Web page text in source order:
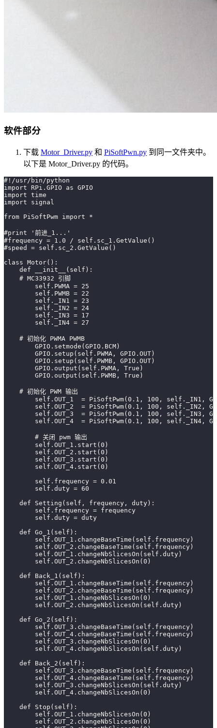
软件部分
下载 Motor_Driver.py 和 PiSoftPwn.py 到同一文件夹中。
以下是 Motor_Driver.py 的代码。
#!/usr/bin/python
import RPi.GPIO as GPIO
import time
import signal
from PiSoftPwm import *
#print '前进_1...'
#frequency = 1.0 / self.sc_1.GetValue()
#speed = self.sc_2.GetValue()
class Motor():
    def __init__(self):
    # MC33932 引脚
        self.PWMA = 25
        self.PWMB = 22
        self._IN1 = 23
        self._IN2 = 24
        self._IN3 = 17
        self._IN4 = 27
    # 初始化 PWMA PWMB
        GPIO.setmode(GPIO.BCM)
        GPIO.setup(self.PWMA, GPIO.OUT)
        GPIO.setup(self.PWMB, GPIO.OUT)
        GPIO.output(self.PWMA, True)
        GPIO.output(self.PWMB, True)
    # 初始化 PWM 输出
self.OUT_1  = PiSoftPwm(0.1, 100, self._IN1,
self.OUT_2  = PiSoftPwm(0.1, 100, self._IN2,
self.OUT_3  = PiSoftPwm(0.1, 100, self._IN3,
self.OUT_4  = PiSoftPwm(0.1, 100, self._IN4,
        # 关闭 pwm 输出
        self.OUT_1.start(0)
        self.OUT_2.start(0)
        self.OUT_3.start(0)
        self.OUT_4.start(0)
        self.frequency = 0.01
        self.duty = 60
    def Setting(self, frequency, duty):
        self.frequency = frequency
        self.duty = duty
    def Go_1(self):
        self.OUT_1.changeBaseTime(self.frequency)
        self.OUT_2.changeBaseTime(self.frequency)
        self.OUT_1.changeNbSlicesOn(self.duty)
        self.OUT_2.changeNbSlicesOn(0)
    def Back_1(self):
        self.OUT_1.changeBaseTime(self.frequency)
        self.OUT_2.changeBaseTime(self.frequency)
        self.OUT_1.changeNbSlicesOn(0)
        self.OUT_2.changeNbSlicesOn(self.duty)
    def Go_2(self):
        self.OUT_3.changeBaseTime(self.frequency)
        self.OUT_4.changeBaseTime(self.frequency)
        self.OUT_3.changeNbSlicesOn(0)
        self.OUT_4.changeNbSlicesOn(self.duty)
    def Back_2(self):
        self.OUT_3.changeBaseTime(self.frequency)
        self.OUT_4.changeBaseTime(self.frequency)
        self.OUT_3.changeNbSlicesOn(self.duty)
        self.OUT_4.changeNbSlicesOn(0)
    def Stop(self):
        self.OUT_1.changeNbSlicesOn(0)
        self.OUT_2.changeNbSlicesOn(0)